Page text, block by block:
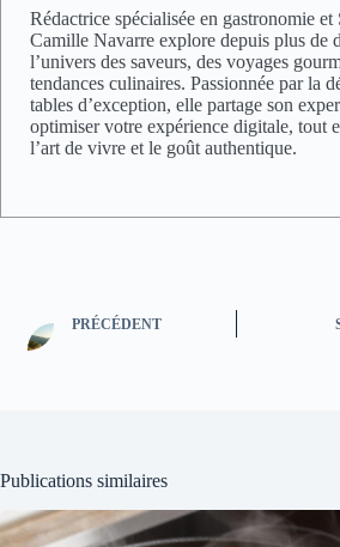
Rédactrice spécialisée en gastronomie et
Camille Navarre explore depuis plus de
l’univers des saveurs, des voyages
tendances culinaires. Passionnée par la
tables d’exception, elle partage son
optimiser votre expérience digitale, tout
l’art de vivre et le goût authentique.
PRÉCÉDENT
Publications similaires